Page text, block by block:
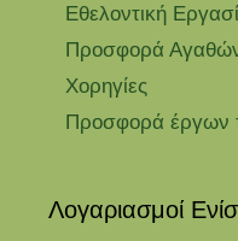
Εθελοντική
Προσφορά
Χορηγίες
Προσφορά έργων
Λογαριασμοί